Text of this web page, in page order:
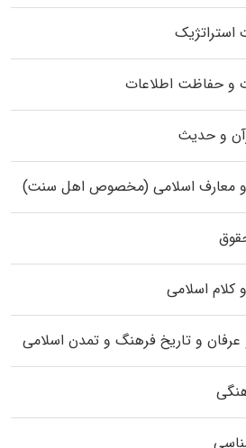
استراتژیک
و حفاظت اطلاعات
و حدیث
و معارف اسلامی (مخصوص اهل سنت)
کلام اسلامی
عرفان و تاریخ فرهنگ و تمدن اسلامی